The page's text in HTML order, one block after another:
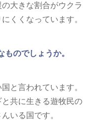
大きな割合がウクラ
くくなっています。
のでしょうか。
と言われています。
共に生きる遊牧民の
いる国です。